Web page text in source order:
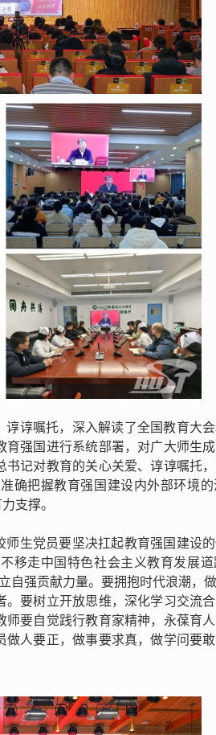
谆嘱托，深入解读了全国教育大
强国进行系统部署，对广大师生
记对教育的关心关爱、谆谆嘱托，
确把握教育强国建设内外部环境
支撑。
生党员要坚决扛起教育强国建设
移走中国特色社会主义教育发展道
自强贡献力量。要拥抱时代浪潮，
要树立开放思维，深化学习交流
要自觉践行教育家精神，永葆育
人要正，做事要求真，做学问要